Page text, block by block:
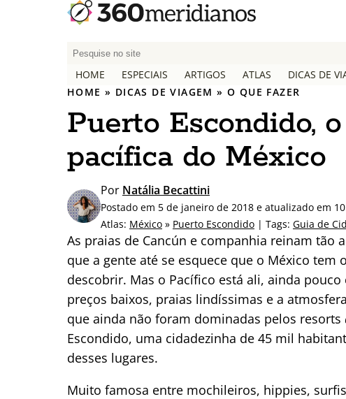
P
q
u
i
s
a
p
o
r
:
HOME ESPECIAIS ARTIGOS ATLAS DICAS DE
HOME » DICAS DE VIAGEM »O QUE FAZER
Puerto Escondido,
pacífica do México
Por Natália Becattini
Postado em 5 de janeiro de 2018 e atualizado em
Atlas: México » Puerto Escondido | Tags: Guia de
As praias de Cancún e companhia reinam
que a gente até se esquece que o México
descobrir. Mas o Pacífico está ali, ainda
preços baixos, praias lindíssimas e a
que ainda não foram dominadas pelos resorts
Escondido, uma cidadezinha de 45 mil
desses lugares.
Muito famosa entre mochileiros, hippies,